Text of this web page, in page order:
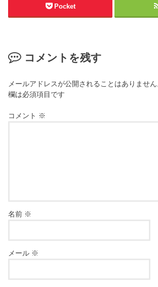
Pocket
コメントを残す
メールアドレスが公開されることはありません
欄は必須項目です
コメント ※
名前 ※
メール ※